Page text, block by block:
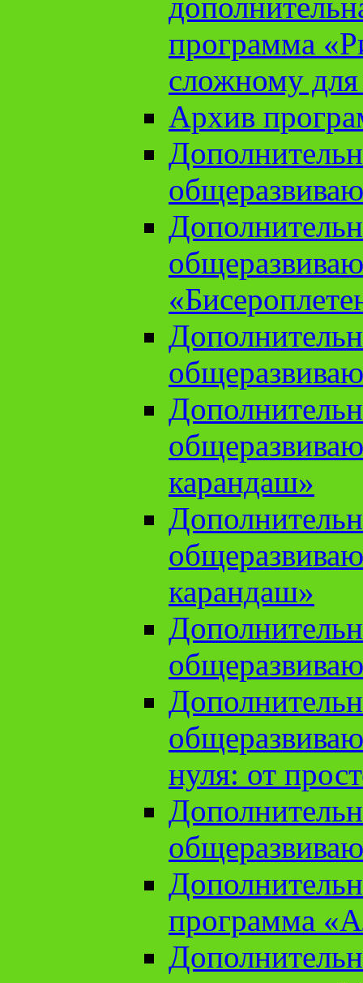
программа
сложному
Архив
карандаш»
карандаш»
нуля: от
программа